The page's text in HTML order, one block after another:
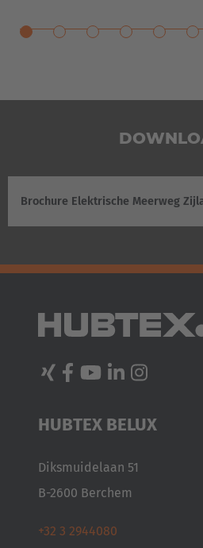
Brochure Elektrische Meerweg
HUBTEX BELUX
Diksmuidelaan 51
B-2600 Berchem
+32 3 2944080